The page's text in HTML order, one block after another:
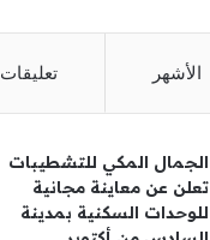
الأشهر تعليقات
الجمال المكي للتشطيبات
تعلن عن معاينة مجانية
للوحدات السكنية بمدينة